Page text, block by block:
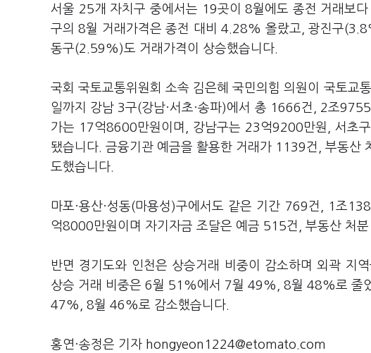
서울 25개 자치구 중에서는 19곳이 8월에도 종전 거래보
구의 8월 거래가격은 종전 대비 4.28% 올랐고, 광진구
동구(2.59%)도 거래가격이 상승했습니다.
국회 국토교통위원회 소속 김은혜 국민의힘 의원이 국토
일까지 강남 3구(강남·서초·송파)에서 총 1666건, 2조
가는 17억8600만원이며, 강남구는 23억9200만원, 서초
됐습니다. 금융기관 예금을 활용한 거래가 1139건, 부동산
도했습니다.
마포·용산·성동(마용성)구에서도 같은 기간 769건, 1조
억8000만원이며 자기자금 조달은 예금 515건, 부동산 처
반면 경기도와 인천은 상승거래 비중이 감소하며 외곽 지
상승 거래 비중은 6월 51%에서 7월 49%, 8월 48%로 줄
47%, 8월 46%로 감소했습니다.
홍연·송정은 기자 hongyeon1224@etomato.com